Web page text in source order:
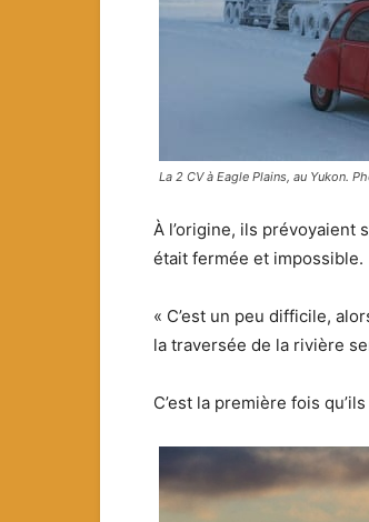
La 2 CV à Eagle Plains, au Yukon.
À l’origine, ils prévoyaient
était fermée et impossible.
« C’est un peu difficile,
la traversée de la rivière
C’est la première fois